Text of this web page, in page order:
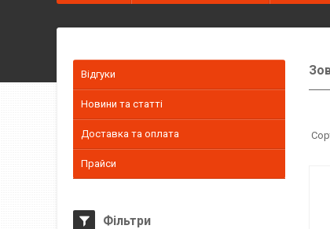
Відгуки
Новини та статті
Доставка та оплата
Прайси
Фільтри